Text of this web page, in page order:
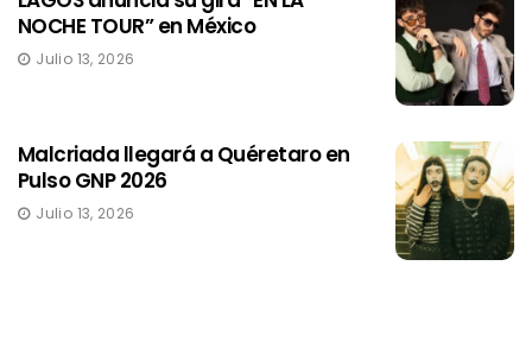
NOCHE TOUR” en México
Julio 13, 2026
Malcriada llegará a Quéretaro en
Pulso GNP 2026
Julio 13, 2026